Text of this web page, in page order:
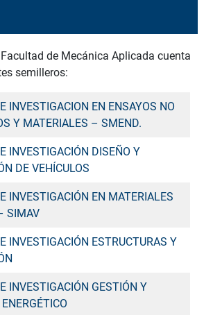
Facultad de Mecánica Aplicada cuenta
semilleros:
INVESTIGACION EN ENSAYOS NO
Y MATERIALES – SMEND.
INVESTIGACIÓN DISEÑO Y
DE VEHÍCULOS
INVESTIGACIÓN EN MATERIALES
SIMAV
INVESTIGACIÓN ESTRUCTURAS Y
INVESTIGACIÓN GESTIÓN Y